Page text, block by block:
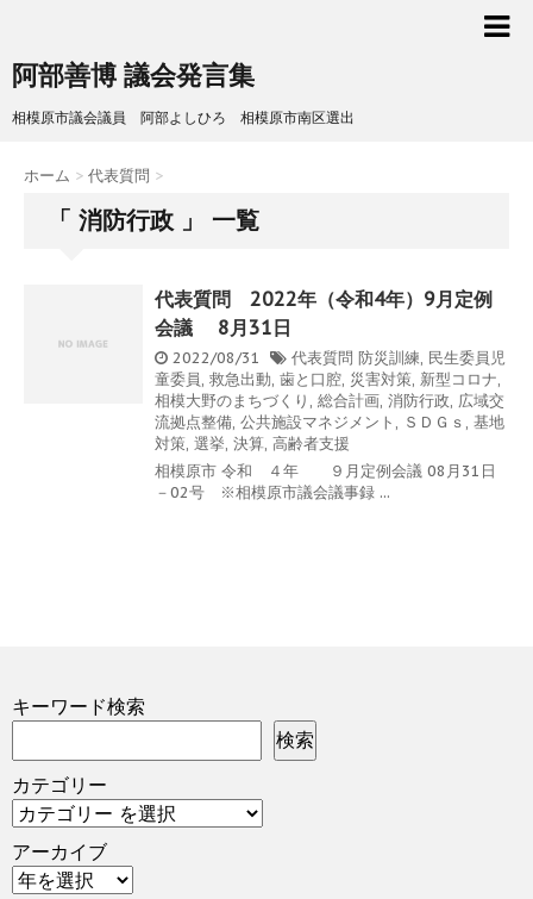
阿部善博 議会発言集
相模原市議会議員 阿部よしひろ 相模原市南区選出
ホーム > 代表質問 >
「 消防行政 」 一覧
代表質問 2022年（令和4年）9月定例
会議 8月31日
2022/08/31 代表質問 防災訓練, 民生委員児
童委員, 救急出動, 歯と口腔, 災害対策, 新型コロナ,
相模大野のまちづくり , 総合計画, 消防行政, 広域交
流拠点整備, 公共施設マネジメント , ＳＤＧｓ , 基地
対策, 選挙, 決算, 高齢者支援
相模原市 令和 ４年 ９月定例会議 08月31日
－02号 ※相模原市議会議事録 ...
キーワード検索
検索
カテゴリー
アーカイブ